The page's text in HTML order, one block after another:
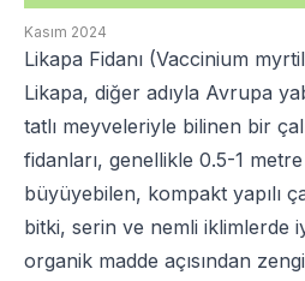
Kasım 2024
Likapa Fidanı (Vaccinium
Likapa, diğer adıyla Avrupa
tatlı meyveleriyle bilinen bir
fidanları, genellikle 0.5-1
büyüyebilen, kompakt yapılı
bitki, serin ve nemli iklimlerde
organik madde açısından